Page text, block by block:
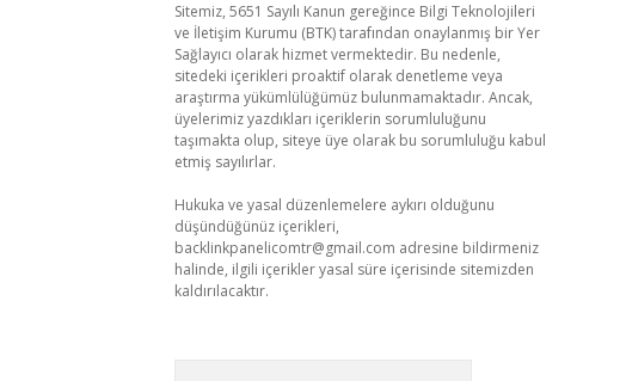
Sitemiz, 5651 Sayılı Kanun gereğince Bilgi Teknolojileri
ve İletişim Kurumu (BTK) tarafından onaylanmış bir Yer
Sağlayıcı olarak hizmet vermektedir. Bu nedenle,
sitedeki içerikleri proaktif olarak denetleme veya
araştırma yükümlülüğümüz bulunmamaktadır. Ancak,
üyelerimiz yazdıkları içeriklerin sorumluluğunu
taşımakta olup, siteye üye olarak bu sorumluluğu kabul
etmiş sayılırlar.
Hukuka ve yasal düzenlemelere aykırı olduğunu
düşündüğünüz içerikleri,
backlinkpanelicomtr@gmail.com adresine bildirmeniz
halinde, ilgili içerikler yasal süre içerisinde sitemizden
kaldırılacaktır.